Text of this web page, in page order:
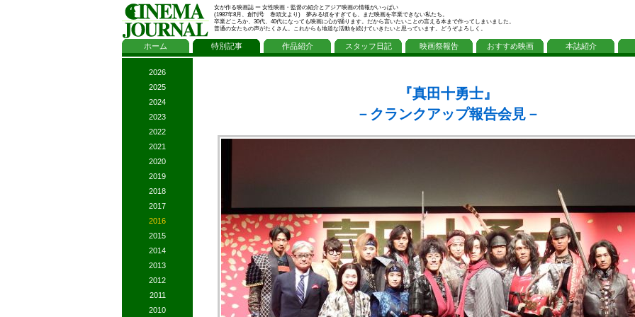
女が作る映画誌 ー 女性映画・監督の紹介とアジア映画の情報がいっぱい
(1987年8月、創刊号 巻頭文より) 夢みる頃をすぎても、まだ映画を卒業できない私たち。
卒業どころか、30代、40代になっても映画に心が踊ります。だから言いたいことの言える本まで作ってしまいました。
普通の女たちの声がたくさん。これからも地道な活動を続けていきたいと思っています。どうぞよろしく。
ホーム 特別記事 作品紹介 スタッフ日記 映画祭報告 おすすめ映画 本誌紹介
2026
2025
2024
2023
2022
2021
2020
2019
2018
2017
2016
2015
2014
2013
2012
2011
2010
『真田十勇士』
－クランクアップ報告会見－